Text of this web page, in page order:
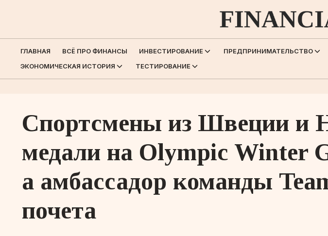
ГЛАВНАЯ ВСЁ ПРО ФИНАНСЫ ИНВЕСТИРОВАНИЕ ПРЕДПРИНИМАТЕЛЬСТВО
ЭКОНОМИЧЕСКАЯ ИСТОРИЯ
ТЕСТИРОВАНИЕ
Спортсмены из Швеции и
медали на Olympic Winter
а амбассадор команды
почета